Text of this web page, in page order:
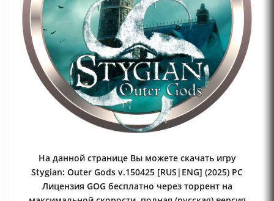
На данной странице Вы можете скачать игру
Stygian: Outer Gods v.150425 [RUS|ENG] (2025) PC
Лицензия GOG бесплатно через торрент на